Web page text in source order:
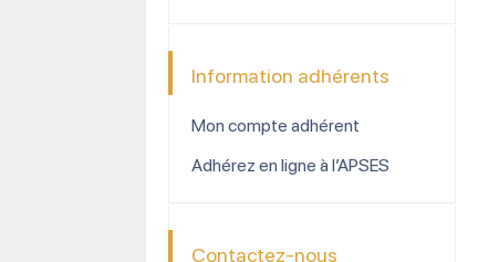
Information adhérents
Mon compte adhérent
Adhérez en ligne à l’APSES
Contactez-nous